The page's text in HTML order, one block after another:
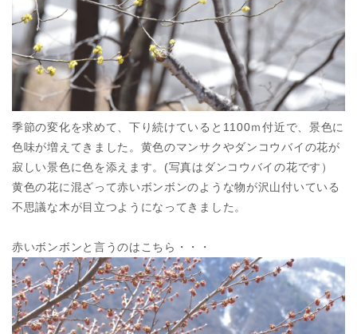
季節の変化を求めて、下り続けていると1100ｍ付近で、景色に
色味が増えてきました。黄色のマンサクやダンコウバイの花が
寂しい景色に色を添えます。(写真はダンコウバイの花です）
黄色の花に混ざって赤いボンボンのような物が沢山付いている
不思議な木が目立つようになってきました。
赤いボンボンと言うのはこちら・・・